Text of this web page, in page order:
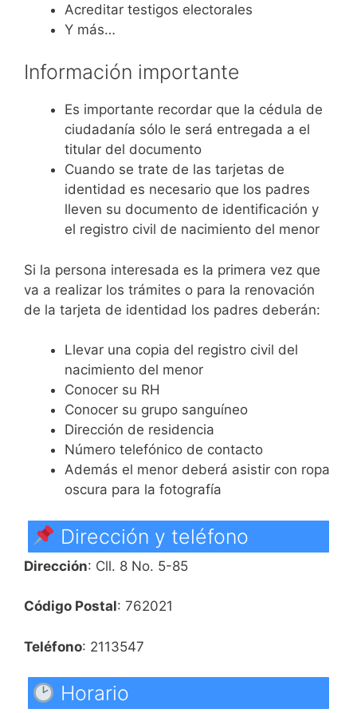
Acreditar testigos electorales
Y más…
Información importante
Es importante recordar que la cédula de
ciudadanía sólo le será entregada a el
titular del documento
Cuando se trate de las tarjetas de
identidad es necesario que los padres
lleven su documento de identificación y
el registro civil de nacimiento del menor
Si la persona interesada es la primera vez que
va a realizar los trámites o para la renovación
de la tarjeta de identidad los padres deberán:
Llevar una copia del registro civil del
nacimiento del menor
Conocer su RH
Conocer su grupo sanguíneo
Dirección de residencia
Número telefónico de contacto
Además el menor deberá asistir con ropa
oscura para la fotografía
Dirección y teléfono
Dirección: Cll. 8 No. 5-85
Código Postal: 762021
Teléfono: 2113547
Horario